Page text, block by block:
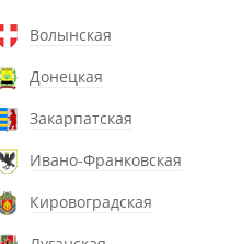
Волынская
Донецкая
Закарпатская
Ивано-Франковская
Кировоградская